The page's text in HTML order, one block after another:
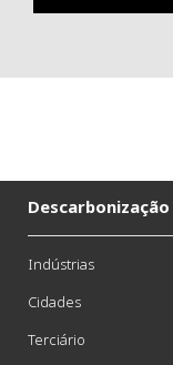
Descarbonização
Indústrias
Cidades
Terciário